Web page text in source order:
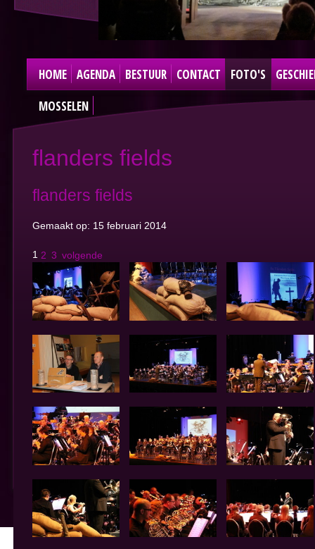
HOME AGENDA BESTUUR CONTACT FOTO'S
MOSSELEN
flanders fields
flanders fields
Gemaakt op: 15 februari 2014
1 2 3 volgende